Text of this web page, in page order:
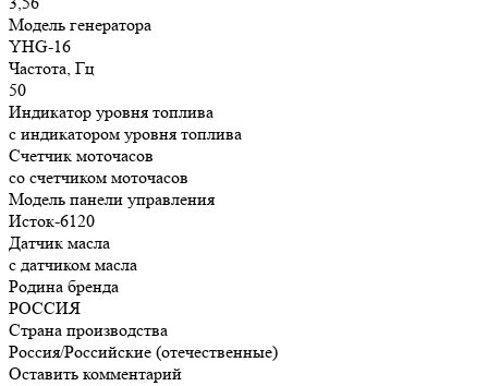
Модель генератора
YHG-16
Частота, Гц
50
Индикатор уровня топлива
с индикатором уровня топлива
Счетчик моточасов
со счетчиком моточасов
Модель панели управления
Исток-6120
Датчик масла
с датчиком масла
Родина бренда
РОССИЯ
Страна производства
Россия/Российские (отечественные)
Оставить комментарий